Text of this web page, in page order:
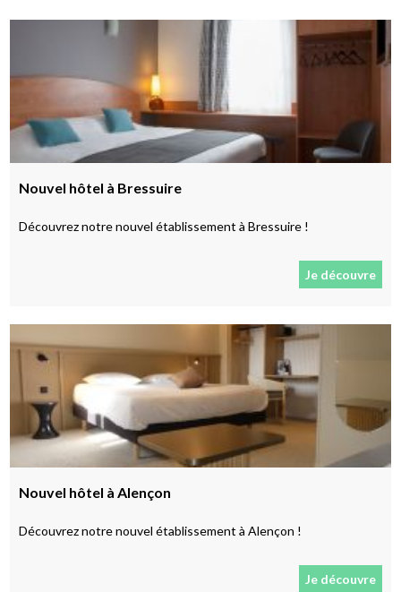
Nouvel hôtel à Bressuire
Découvrez notre nouvel établissement à Bressuire !
Je découvre
Nouvel hôtel à Alençon
Découvrez notre nouvel établissement à Alençon !
Je découvre